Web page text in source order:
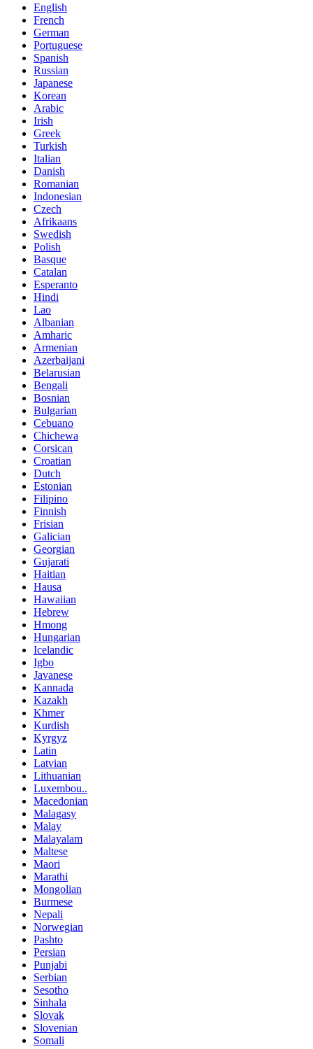
English
French
German
Portuguese
Spanish
Russian
Japanese
Korean
Arabic
Irish
Greek
Turkish
Italian
Danish
Romanian
Indonesian
Czech
Afrikaans
Swedish
Polish
Basque
Catalan
Esperanto
Hindi
Lao
Albanian
Amharic
Armenian
Azerbaijani
Belarusian
Bengali
Bosnian
Bulgarian
Cebuano
Chichewa
Corsican
Croatian
Dutch
Estonian
Filipino
Finnish
Frisian
Galician
Georgian
Gujarati
Haitian
Hausa
Hawaiian
Hebrew
Hmong
Hungarian
Icelandic
Igbo
Javanese
Kannada
Kazakh
Khmer
Kurdish
Kyrgyz
Latin
Latvian
Lithuanian
Luxembou..
Macedonian
Malagasy
Malay
Malayalam
Maltese
Maori
Marathi
Mongolian
Burmese
Nepali
Norwegian
Pashto
Persian
Punjabi
Serbian
Sesotho
Sinhala
Slovak
Slovenian
Somali